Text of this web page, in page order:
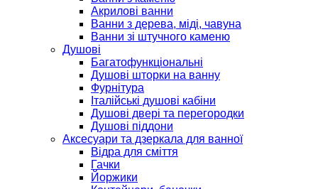
Акрилові ванни
Ванни з дерева, міді, чавуна
Ванни зі штучного каменю
Душові
Багатофункціональні
Душові шторки на ванну
Фурнітура
Італійські душові кабіни
Душові двері та перегородки
Душові піддони
Аксесуари та дзеркала для ванної
Відра для сміття
Гачки
Йоржики